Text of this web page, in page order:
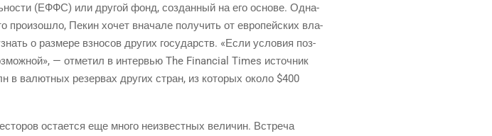
(ЕФФС) или дру­гой фонд, создан­ный на его осно­ве. Одна­
про­изо­шло, Пекин хочет вна­ча­ле полу­чить от евро­пей­ских вла­
о раз­ме­ре взно­сов дру­гих госу­дарств. «Если усло­вия поз­
— отме­тил в интер­вью The Financial Times источ­ник
валют­ных резер­вах дру­гих стран, из кото­рых око­ло $400
оста­ет­ся еще мно­го неиз­вест­ных вели­чин. Встре­ча